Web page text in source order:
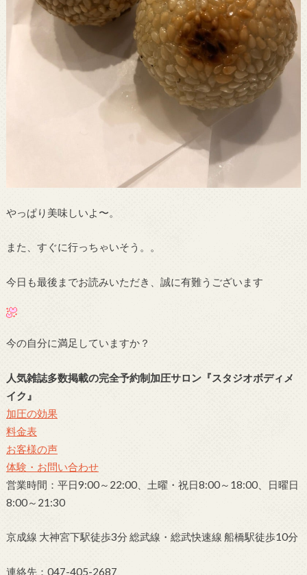
やっぱり美味しいよ〜。
また、すぐに行っちゃいそう。。
今日も最後までお読みいただき、誠に有難うございます
今の自分に満足していますか？
人気雑誌多数掲載の完全予約制加圧サロン『スタジオボディメ
イク』
加圧の効果
料金表
お客様の声
体験・お問い合わせ
営業時間：平日9:00～22:00、土曜・祝日8:00～18:00、日曜日
8:00～21:30
京成線 大神宮下駅徒歩3分 総武線・総武快速線 船橋駅徒歩10分
連絡先：047-405-2687